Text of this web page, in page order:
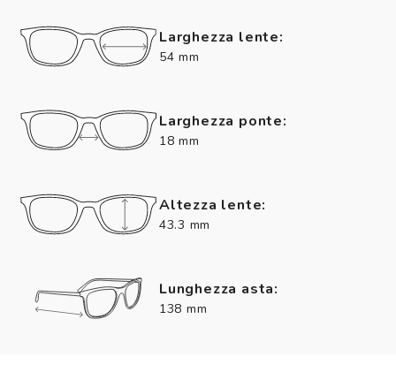
Larghezza lente:
54 mm
Larghezza ponte:
18 mm
Altezza lente:
43.3 mm
Lunghezza asta:
138 mm